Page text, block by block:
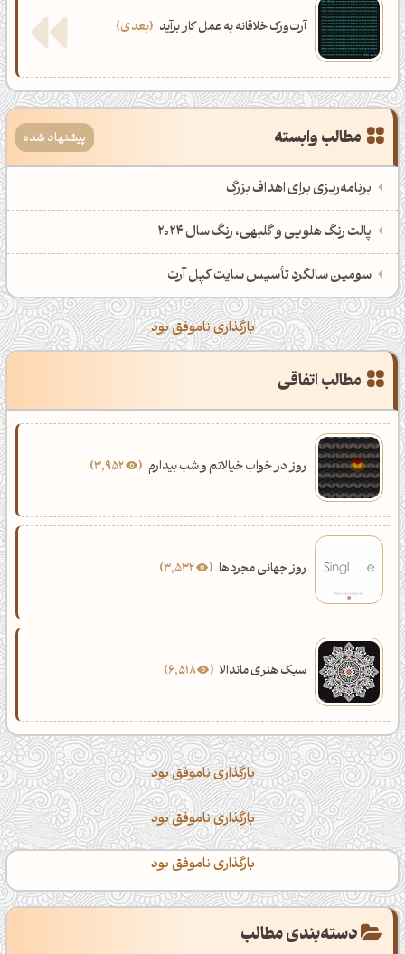
آرت‌ورک خلاقانه به عمل کار برآید بعدی
مطالب وابسته پیشنهاد شده
برنامه‌ریزی برای اهداف بزرگ
پالت رنگ هلویی و گلبهی، رنگ سال 2024
سومین سالگرد تأسیس سایت کپل آرت
بارگذاری ناموفق بود
مطالب اتفاقی
روز در خواب خیالاتم و شب بیدارم 3,952
روز جهانی مجردها 3,532
سبک هنری ماندالا 6,518
بارگذاری ناموفق بود
بارگذاری ناموفق بود
بارگذاری ناموفق بود
دسته‌بندی مطالب
ظهرت بخیر❤️
کانال تلگرام
اینستاگرام
کانال ایــتا
کانال بلـــه